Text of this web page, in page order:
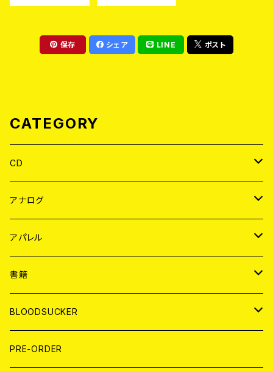
D)
保存 シェア LINE ポスト
CATEGORY
CD
JAPAN
WORLD
アナログ
JAPAN
７EP
LP
WORLD
7EP
LP
アパレル
JAPAN
T-shirt
HOOD
WORLD
T-shirt
書籍
MAGAZINE
BOLLOCKS
写真集 (PHOTOBOOK)
BLOODSUCKER
CD
PRE-ORDER